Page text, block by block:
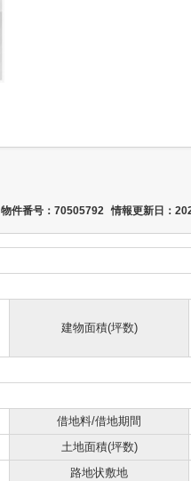
物件番号：70505792 情報更新日：
建物面積(坪数)
借地料/借地期間
土地面積(坪数)
路地状敷地